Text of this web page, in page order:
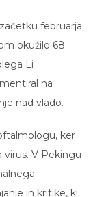
februarja
okužilo 68
Li
na
nad vlado.
ker
V Pekingu
in kritike, ki